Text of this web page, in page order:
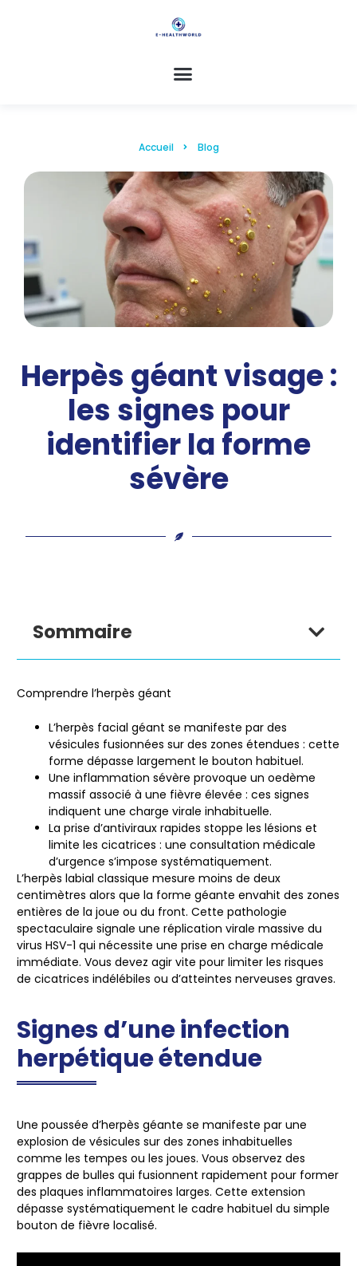
Accueil Blog
Herpès géant visage :
les signes pour
identifier la forme
sévère
Sommaire
Comprendre l’herpès géant
L’herpès facial géant se manifeste par des
vésicules fusionnées sur des zones étendues : cette
forme dépasse largement le bouton habituel.
Une inflammation sévère provoque un oedème
massif associé à une fièvre élevée : ces signes
indiquent une charge virale inhabituelle.
La prise d’antiviraux rapides stoppe les lésions et
limite les cicatrices : une consultation médicale
d’urgence s’impose systématiquement.
L’herpès labial classique mesure moins de deux
centimètres alors que la forme géante envahit des zones
entières de la joue ou du front. Cette pathologie
spectaculaire signale une réplication virale massive du
virus HSV-1 qui nécessite une prise en charge médicale
immédiate. Vous devez agir vite pour limiter les risques
de cicatrices indélébiles ou d’atteintes nerveuses graves.
Signes d’une infection
herpétique étendue
Une poussée d’herpès géante se manifeste par une
explosion de vésicules sur des zones inhabituelles
comme les tempes ou les joues. Vous observez des
grappes de bulles qui fusionnent rapidement pour former
des plaques inflammatoires larges. Cette extension
dépasse systématiquement le cadre habituel du simple
bouton de fièvre localisé.